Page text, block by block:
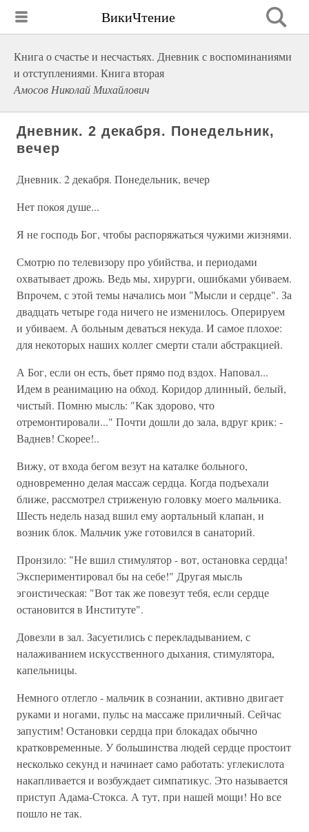
ВикиЧтение
Книга о счастье и несчастьях. Дневник с воспоминаниями
и отступлениями. Книга вторая
Амосов Николай Михайлович
Дневник. 2 декабря. Понедельник,
вечер
Дневник. 2 декабря. Понедельник, вечер
Нет покоя душе...
Я не господь Бог, чтобы распоряжаться чужими жизнями.
Смотрю по телевизору про убийства, и периодами
охватывает дрожь. Ведь мы, хирурги, ошибками убиваем.
Впрочем, с этой темы начались мои "Мысли и сердце". За
двадцать четыре года ничего не изменилось. Оперируем
и убиваем. А больным деваться некуда. И самое плохое:
для некоторых наших коллег смерти стали абстракцией.
А Бог, если он есть, бьет прямо под вздох. Наповал...
Идем в реанимацию на обход. Коридор длинный, белый,
чистый. Помню мысль: "Как здорово, что
отремонтировали..." Почти дошли до зала, вдруг крик: -
Ваднев! Скорее!..
Вижу, от входа бегом везут на каталке больного,
одновременно делая массаж сердца. Когда подъехали
ближе, рассмотрел стриженую головку моего мальчика.
Шесть недель назад вшил ему аортальный клапан, и
возник блок. Мальчик уже готовился в санаторий.
Пронзило: "Не вшил стимулятор - вот, остановка сердца!
Экспериментировал бы на себе!" Другая мысль
эгоистическая: "Вот так же повезут тебя, если сердце
остановится в Институте".
Довезли в зал. Засуетились с перекладыванием, с
налаживанием искусственного дыхания, стимулятора,
капельницы.
Немного отлегло - мальчик в сознании, активно двигает
руками и ногами, пульс на массаже приличный. Сейчас
запустим! Остановки сердца при блокадах обычно
кратковременные. У большинства людей сердце простоит
несколько секунд и начинает само работать: углекислота
накапливается и возбуждает симпатикус. Это называется
приступ Адама-Стокса. А тут, при нашей мощи! Но все
пошло не так.